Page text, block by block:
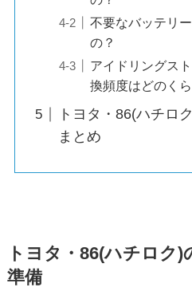
不要なバッテリ
の？
アイドリングス
換頻度はどのく
トヨタ・86(ハチロ
まとめ
トヨタ・86(ハチロク
準備